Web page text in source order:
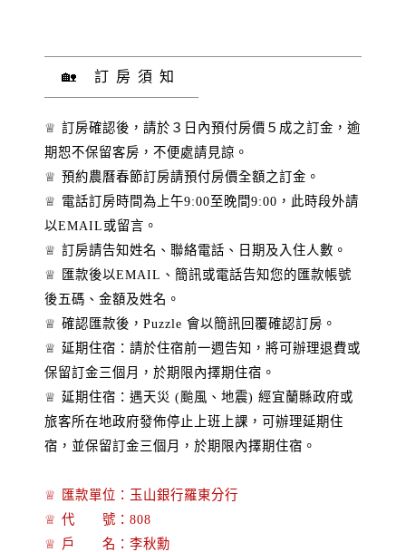
🏡 訂房須知
♕ 訂房確認後，請於３日內預付房價５成之訂金，逾
期恕不保留客房，不便處請見諒。
♕ 預約農曆春節訂房請預付房價全額之訂金。
♕ 電話訂房時間為上午9:00至晚間9:00，此時段外請
以EMAIL或留言。
♕ 訂房請告知姓名、聯絡電話、日期及入住人數。
♕ 匯款後以EMAIL、簡訊或電話告知您的匯款帳號
後五碼、金額及姓名。
♕ 確認匯款後，Puzzle 會以簡訊回覆確認訂房。
♕ 延期住宿：請於住宿前一週告知，將可辦理退費或
保留訂金三個月，於期限內擇期住宿。
♕ 延期住宿：遇天災 (颱風、地震) 經宜蘭縣政府或
旅客所在地政府發佈停止上班上課，可辦理延期住
宿，並保留訂金三個月，於期限內擇期住宿。
♕ 匯款單位：玉山銀行羅東分行
♕ 代 號：808
♕ 戶 名：李秋勳